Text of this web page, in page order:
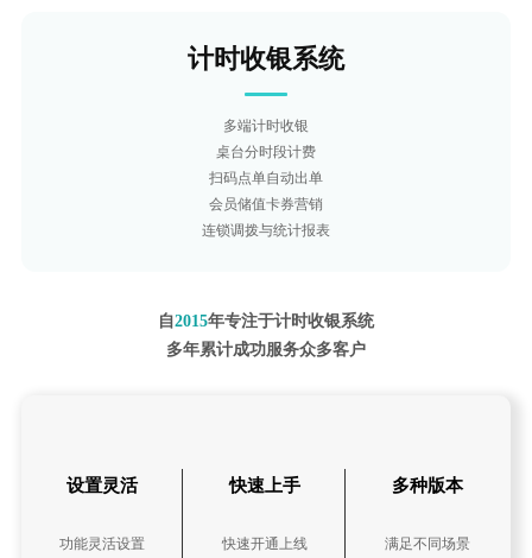
计时收银系统
多端计时收银
桌台分时段计费
扫码点单自动出单
会员储值卡券营销
连锁调拨与统计报表
自2015年专注于计时收银系统
多年累计成功服务众多客户
设置灵活
功能灵活设置
快速上手
快速开通上线
多种版本
满足不同场景